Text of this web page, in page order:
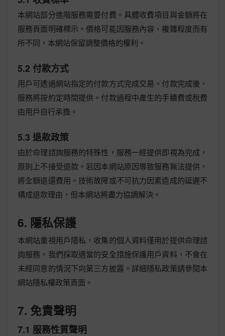
本網站部分進階服務需要付費。具體收費項目與金額將在
服務頁面明確標示。價格可能因服務內容、複雜程度而有
所不同，本網站保留調整價格的權利。
5.2 付款方式
用戶可透過網站指定的付款方式完成交易。付款完成後，
服務將按約定時間提供。付款過程中產生的手續費或稅費
由用戶自行承擔。
5.3 退款政策
由於命理諮詢服務的特殊性，服務一經提供即視為完成，
原則上不接受退款。若因本網站原因導致服務無法提供，
將全額退還費用。技術故障或不可抗力因素造成的延遲不
構成退款理由，但本網站將盡力協調解決。
6. 隱私保護
本網站重視用戶隱私，收集的個人資料僅用於提供命理諮
詢服務。我們採取適當的安全措施保護用戶資料，不會在
未經同意的情況下向第三方披露。詳細隱私政策請參閱本
網站隱私權政策頁面。
7. 免責聲明
7.1 服務性質聲明